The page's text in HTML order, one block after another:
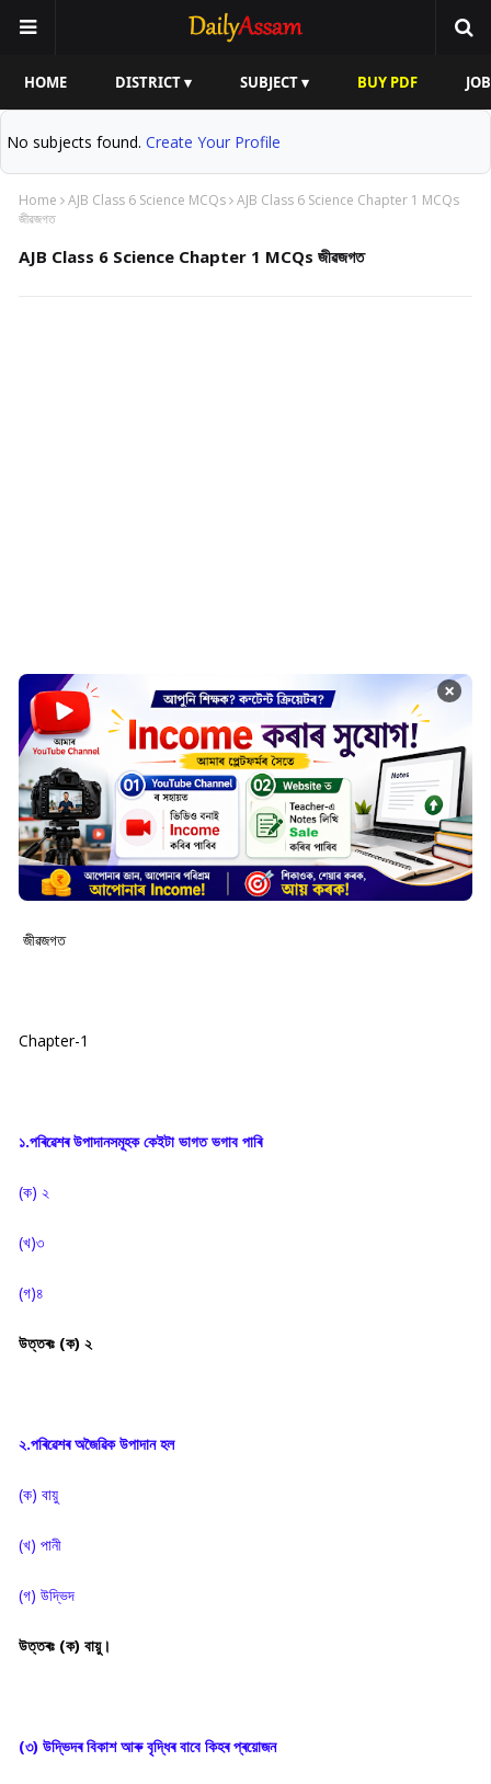
HOME DISTRICT ▾ SUBJECT ▾ BUY PDF
No subjects found. Create Your Profile
Home AJB Class 6 Science MCQs AJB Class 6 Science Chapter 1 MCQs
জীৱজগত
AJB Class 6 Science Chapter 1 MCQs জীৱজগত
×
জীৱজগত
Chapter-1
১.পৰিৱেশৰ উপাদানসমূহক কেইটা ভাগত ভগাব পাৰি
(ক) ২
(খ)৩
(গ)৪
উত্তৰঃ (ক) ২
২.পৰিৱেশৰ অজৈৱিক উপাদান হল
(ক) বায়ু
(খ) পানী
(গ) উদ্ভিদ
উত্তৰঃ (ক) বায়ু।
(৩) উদ্ভিদৰ বিকাশ আৰু বৃদ্ধিৰ বাবে কিহৰ প্ৰয়োজন